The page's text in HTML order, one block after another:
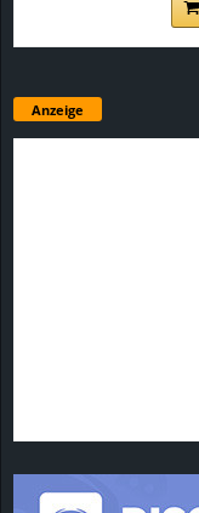
Anzeige